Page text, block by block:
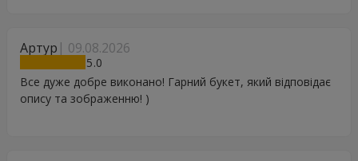
Артур 09.08.2026
5
Все дуже добре виконано! Гарний букет, який відповідає
опису та зображенню! )